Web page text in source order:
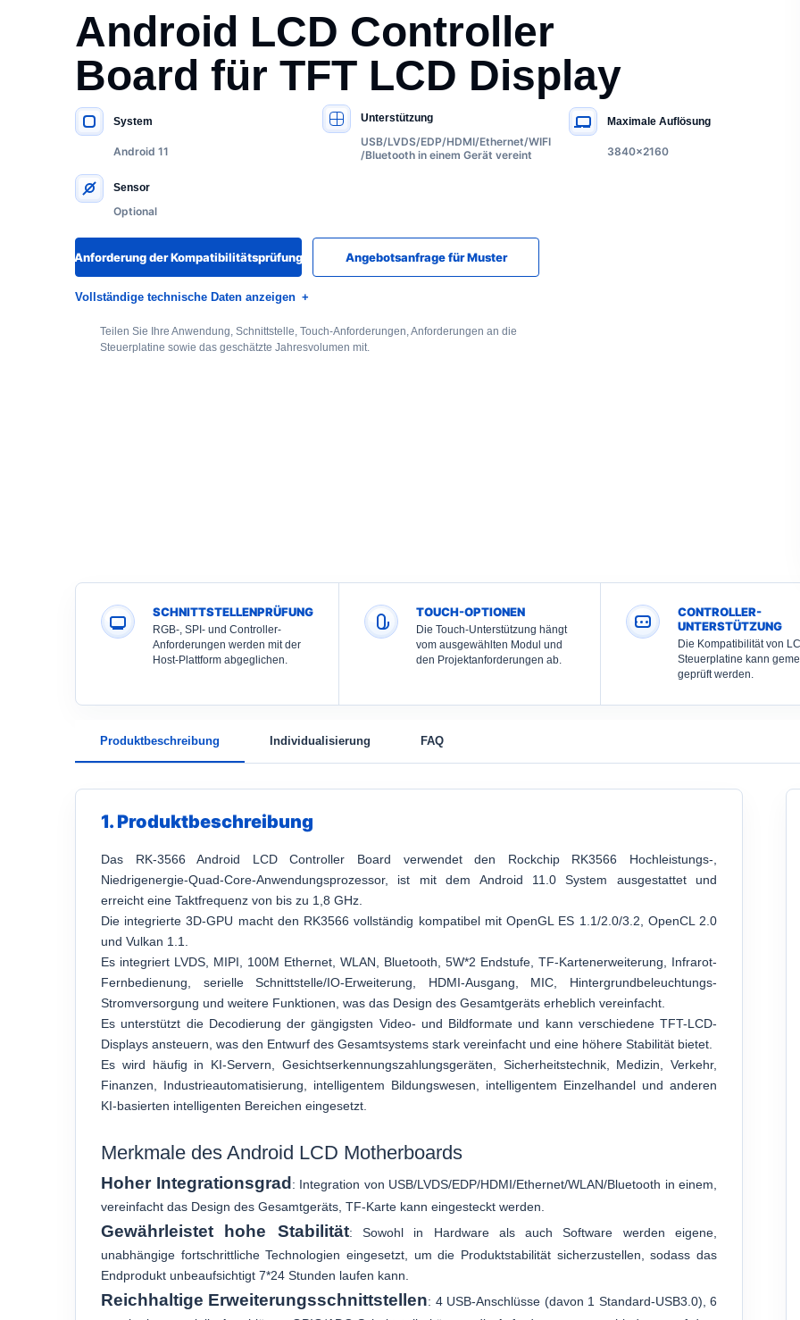
Android LCD Controller
Board für TFT LCD Display
WICHTIGE SPEZIFIKATIONEN
System
Android 11
Unterstützung
USB/LVDS/EDP/HDMI/Ethernet/WIFI
/Bluetooth in einem Gerät vereint
Maximale Auflösung
3840×2160
Sensor
Optional
Anforderung der Kompatibilitätsprüfung Angebotsanfrage für Muster
Vollständige technische Daten anzeigen
Teilen Sie Ihre Anwendung, Schnittstelle, Touch-Anforderungen, Anforderungen an die
Steuerplatine sowie das geschätzte Jahresvolumen mit.
SCHNITTSTELLENPRÜFUNG
RGB-, SPI- und Controller-
Anforderungen werden mit der
Host-Plattform abgeglichen.
TOUCH-OPTIONEN
Die Touch-Unterstützung hängt
vom ausgewählten Modul und
den Projektanforderungen ab.
CONTROLLER-
UNTERSTÜTZUNG
Die Kompatibilität von
Steuerplatine kann
geprüft werden.
Produktbeschreibung Individualisierung FAQ
1. Produktbeschreibung
Das RK-3566 Android LCD Controller Board verwendet den Rockchip RK3566 Hochleistungs-,
Niedrigenergie-Quad-Core-Anwendungsprozessor, ist mit dem Android 11.0 System ausgestattet und
erreicht eine Taktfrequenz von bis zu 1,8 GHz.
Die integrierte 3D-GPU macht den RK3566 vollständig kompatibel mit OpenGL ES 1.1/2.0/3.2, OpenCL 2.0
und Vulkan 1.1.
Es integriert LVDS, MIPI, 100M Ethernet, WLAN, Bluetooth, 5W*2 Endstufe, TF-Kartenerweiterung, Infrarot-
Fernbedienung, serielle Schnittstelle/IO-Erweiterung, HDMI-Ausgang, MIC, Hintergrundbeleuchtungs-
Stromversorgung und weitere Funktionen, was das Design des Gesamtgeräts erheblich vereinfacht.
Es unterstützt die Decodierung der gängigsten Video- und Bildformate und kann verschiedene TFT-LCD-
Displays ansteuern, was den Entwurf des Gesamtsystems stark vereinfacht und eine höhere Stabilität bietet.
Es wird häufig in KI-Servern, Gesichtserkennungszahlungsgeräten, Sicherheitstechnik, Medizin, Verkehr,
Finanzen, Industrieautomatisierung, intelligentem Bildungswesen, intelligentem Einzelhandel und anderen
KI-basierten intelligenten Bereichen eingesetzt.
Merkmale des Android LCD Motherboards
Hoher Integrationsgrad : Integration von USB/LVDS/EDP/HDMI/Ethernet/WLAN/Bluetooth in einem,
vereinfacht das Design des Gesamtgeräts, TF-Karte kann eingesteckt werden.
Gewährleistet hohe Stabilität: Sowohl in Hardware als auch Software werden eigene,
unabhängige fortschrittliche Technologien eingesetzt, um die Produktstabilität sicherzustellen, sodass das
Endprodukt unbeaufsichtigt 7*24 Stunden laufen kann.
Reichhaltige Erweiterungsschnittstellen: 4 USB-Anschlüsse (davon 1 Standard-USB3.0), 6